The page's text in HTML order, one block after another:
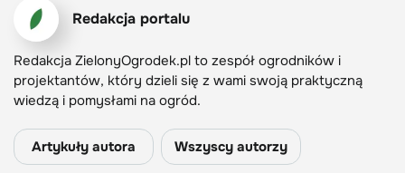
Redakcja portalu
Redakcja ZielonyOgrodek.pl to zespół ogrodników i
projektantów, który dzieli się z wami swoją praktyczną
wiedzą i pomysłami na ogród.
Artykuły autora Wszyscy autorzy